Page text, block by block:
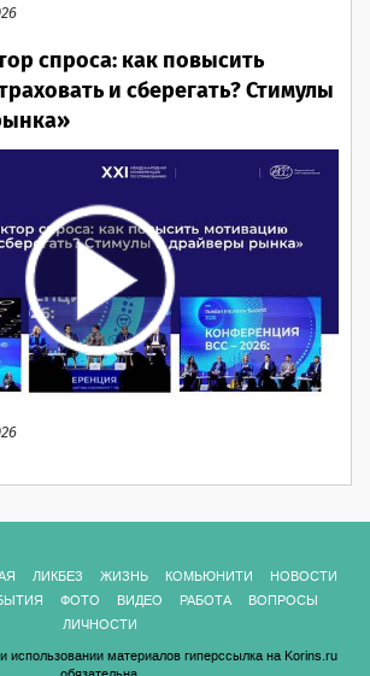
спроса: как повысить
и сберегать? Стимулы
ЛИКБЕЗ ЖИЗНЬ КОМЬЮНИТИ
НОВОСТИ
ФОТО ВИДЕО РАБОТА
ВОПРОСЫ
ЛИЧНОСТИ
материалов гиперссылка на Korins.ru